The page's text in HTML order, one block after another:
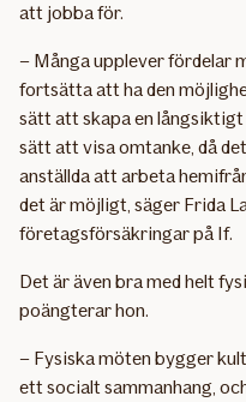
att jobba för.
– Många upplever fördelar
fortsätta att ha den
sätt att skapa en
sätt att visa omtanke, då
anställda att arbeta
det är möjligt, säger Frida
företagsförsäkringar på If.
Det är även bra med helt
poängterar hon.
– Fysiska möten bygger
ett socialt sammanhang,